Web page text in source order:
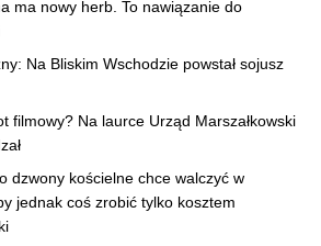
ma nowy herb. To nawiązanie do
Na Bliskim Wschodzie powstał sojusz
filmowy? Na laurce Urząd Marszałkowski
dzwony kościelne chce walczyć w
jednak coś zrobić tylko kosztem